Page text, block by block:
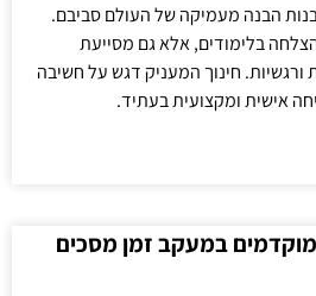
הבנה מעמיקה של העולם סביבם.
בלימודים, אלא גם מסייעת
ורגשיות. חינוך המעניק דגש על חשיבה
אישית ומקצועית בעתיד.
מוקדמים במעקב זמן מסכים